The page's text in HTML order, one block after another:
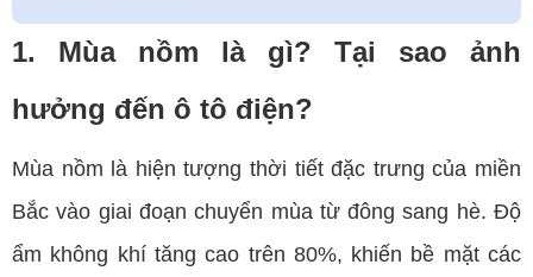
1. Mùa nồm là gì? Tại sao ảnh
hưởng đến ô tô điện?
Mùa nồm là hiện tượng thời tiết đặc trưng của miền
Bắc vào giai đoạn chuyển mùa từ đông sang hè. Độ
ẩm không khí tăng cao trên 80%, khiến bề mặt các